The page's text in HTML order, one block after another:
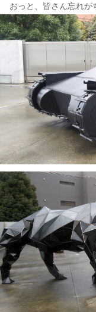
おっと、皆さん忘れが